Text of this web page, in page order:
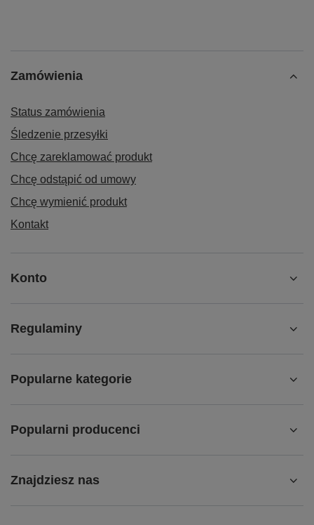
Zamówienia
Status zamówienia
Śledzenie przesyłki
Chcę zareklamować produkt
Chcę odstąpić od umowy
Chcę wymienić produkt
Kontakt
Konto
Regulaminy
Popularne kategorie
Popularni producenci
Znajdziesz nas